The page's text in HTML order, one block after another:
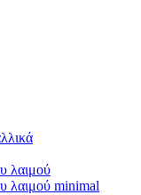
λαιμού
λαιμού minimal